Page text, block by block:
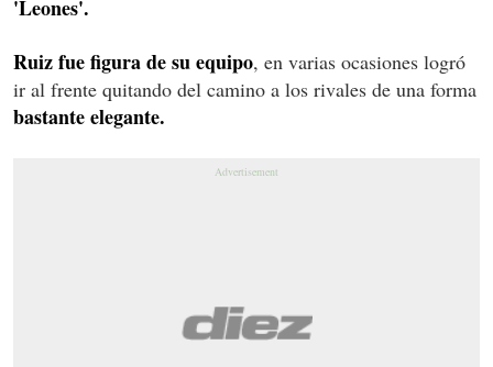
'Leones'.
Ruiz fue figura de su equipo, en varias ocasiones logró
ir al frente quitando del camino a los rivales de una forma
bastante elegante.